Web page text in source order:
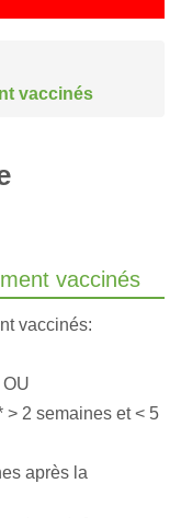
vaccinés
vaccinés
vaccinés:
2 semaines et < 5
après la